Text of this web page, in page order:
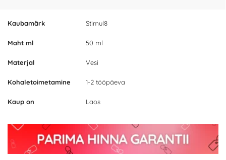
Kaubamärk Stimul8
Maht ml 50 ml
Materjal Vesi
Kohaletoimetamine 1-2 tööpäeva
Kaup on Laos